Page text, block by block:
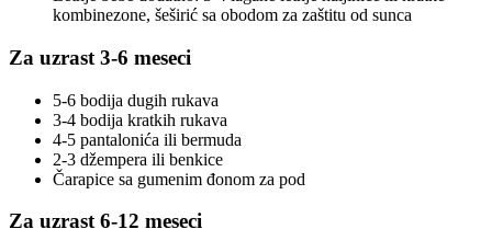
kombinezone, šeširić sa obodom za zaštitu od sunca
Za uzrast 3-6 meseci
5-6 bodija dugih rukava
3-4 bodija kratkih rukava
4-5 pantalonića ili bermuda
2-3 džempera ili benkice
Čarapice sa gumenim đonom za pod
Za uzrast 6-12 meseci